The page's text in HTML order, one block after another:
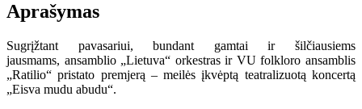
Aprašymas
Sugrįžtant pavasariui, bundant gamtai ir šilčiausiems
jausmams, ansamblio „Lietuva“ orkestras ir VU folkloro ansamblis
„Ratilio“ pristato premjerą – meilės įkvėptą teatralizuotą koncertą
„Eisva mudu abudu“.